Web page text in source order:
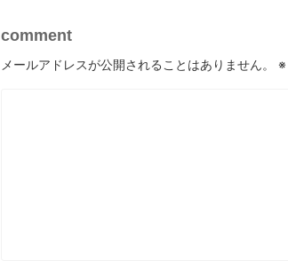
comment
メールアドレスが公開されることはありません。 ※